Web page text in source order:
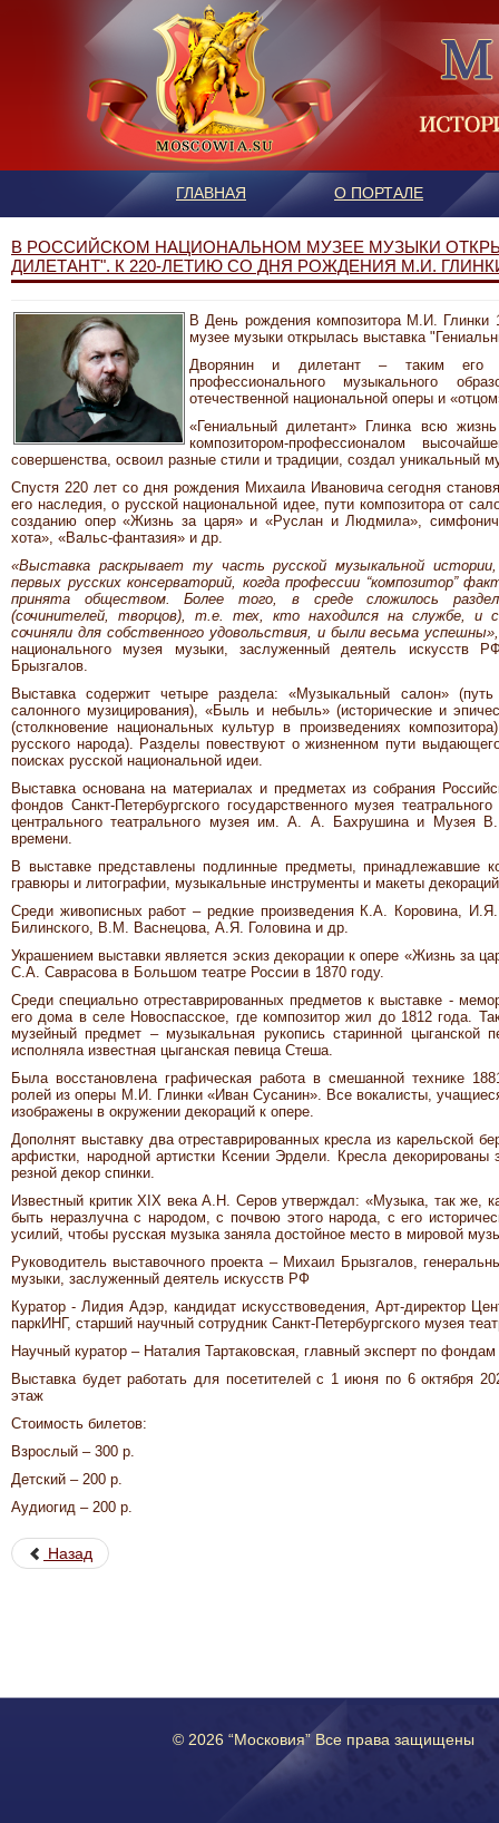
ГЛАВНАЯ О ПОРТАЛЕ
В РОССИЙСКОМ НАЦИОНАЛЬНОМ МУЗЕЕ МУЗЫКИ
ДИЛЕТАНТ". К 220-ЛЕТИЮ СО ДНЯ РОЖДЕНИЯ М.И.
В День рождения композитора М.И. Глинки
музее музыки открылась выставка
Дворянин и дилетант – таким его
профессионального музыкального
отечественной национальной оперы и
«Гениальный дилетант» Глинка всю
композитором-профессионалом
совершенства, освоил разные стили и традиции, создал уникальный
Спустя 220 лет со дня рождения Михаила Ивановича сегодня
его наследия, о русской национальной идее, пути композитора от
созданию опер «Жизнь за царя» и «Руслан и Людмила»,
хота», «Вальс-фантазия» и др.
«Выставка раскрывает ту часть русской музыкальной
первых русских консерваторий, когда профессии “композитор”
принята обществом. Более того, в среде сложилось
(сочинителей, творцов), т.е. тех, кто находился на службе, и
сочиняли для собственного удовольствия, и были весьма
национального музея музыки, заслуженный деятель
Брызгалов.
Выставка содержит четыре раздела: «Музыкальный салон» (путь
салонного музицирования), «Быль и небыль» (исторические и
(столкновение национальных культур в произведениях
русского народа). Разделы повествуют о жизненном пути
поисках русской национальной идеи.
Выставка основана на материалах и предметах из собрания
фондов Санкт-Петербургского государственного музея
центрального театрального музея им. А. А. Бахрушина и Музея
времени.
В выставке представлены подлинные предметы, принадлежавшие
гравюры и литографии, музыкальные инструменты и макеты
Среди живописных работ – редкие произведения К.А.
Билинского, В.М. Васнецова, А.Я. Головина и др.
Украшением выставки является эскиз декорации к опере «Жизнь за
С.А. Саврасова в Большом театре России в 1870 году.
Среди специально отреставрированных предметов к выставке -
его дома в селе Новоспасское, где композитор жил до 1812 года.
музейный предмет – музыкальная рукопись старинной
исполняла известная цыганская певица Стеша.
Была восстановлена графическая работа в смешанной технике
ролей из оперы М.И. Глинки «Иван Сусанин». Все вокалисты,
изображены в окружении декораций к опере.
Дополнят выставку два отреставрированных кресла из карельской
арфистки, народной артистки Ксении Эрдели. Кресла
резной декор спинки.
Известный критик XIX века А.Н. Серов утверждал: «Музыка, так же,
быть неразлучна с народом, с почвою этого народа, с его
усилий, чтобы русская музыка заняла достойное место в мировой
Руководитель выставочного проекта – Михаил Брызгалов,
музыки, заслуженный деятель искусств РФ
Куратор - Лидия Адэр, кандидат искусствоведения, Арт-директор
паркИНГ, старший научный сотрудник Санкт-Петербургского музея
Научный куратор – Наталия Тартаковская, главный эксперт по
Выставка будет работать для посетителей с 1 июня по 6 октября
этаж
Стоимость билетов:
Взрослый – 300 р.
Детский – 200 р.
Аудиогид – 200 р.
Назад
© 2026 “Московия” Все права защищены